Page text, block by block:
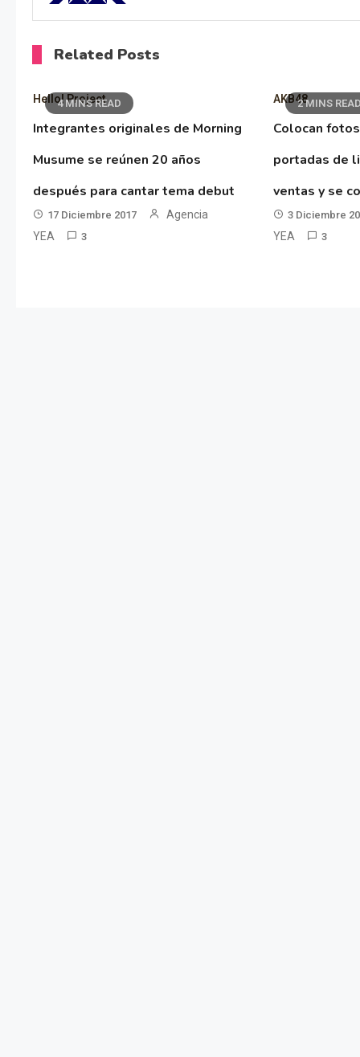
Related Posts
4 MINS READ
Hello! Project
Integrantes originales de Morning
Musume se reúnen 20 años
después para cantar tema debut
17 Diciembre 2017
Agencia
YEA
3
2 MINS READ
AKB48
Colocan
portadas de
ventas y se
3 Diciembre
YEA
3